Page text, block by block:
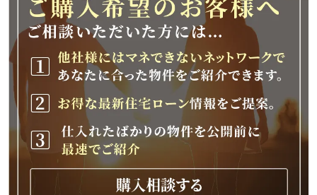
ご不便をおかけいたしますが、何卒ご理解の程
よろしくお願いいたします。